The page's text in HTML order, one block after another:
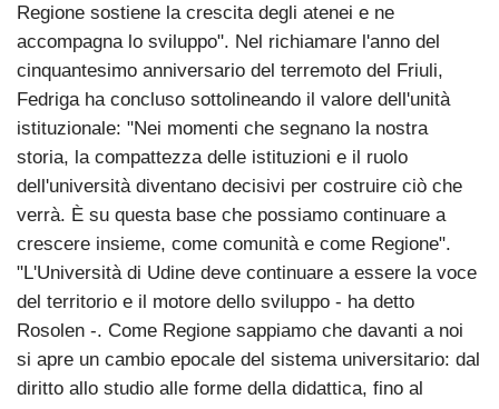
Regione sostiene la crescita degli atenei e ne
accompagna lo sviluppo". Nel richiamare l'anno del
cinquantesimo anniversario del terremoto del Friuli,
Fedriga ha concluso sottolineando il valore dell'unità
istituzionale: "Nei momenti che segnano la nostra
storia, la compattezza delle istituzioni e il ruolo
dell'università diventano decisivi per costruire ciò che
verrà. È su questa base che possiamo continuare a
crescere insieme, come comunità e come Regione".
"L'Università di Udine deve continuare a essere la voce
del territorio e il motore dello sviluppo - ha detto
Rosolen -. Come Regione sappiamo che davanti a noi
si apre un cambio epocale del sistema universitario: dal
diritto allo studio alle forme della didattica, fino al